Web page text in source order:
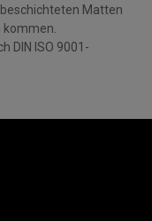
Matten
kommen.
DIN ISO 9001-